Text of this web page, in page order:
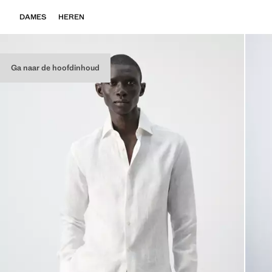
Ga naar de hoofdinhoud
DAMES HEREN